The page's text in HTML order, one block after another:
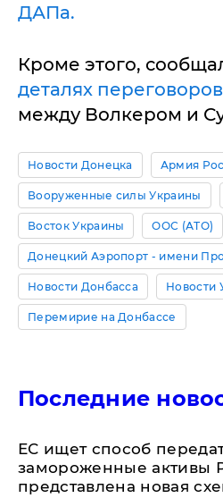
ДАПа.
Кроме этого,
деталях переговоров
между Волкером и
Новости Донецка Армия
Вооруженные силы Украины
Восток Украины ООС (АТО)
Донецкий Аэропорт - имени
Новости Донбасса Новости
Перемирие на Донбассе
Последние
ЕС ищет способ
замороженные активы
представлена новая